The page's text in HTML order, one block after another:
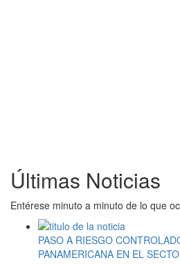
Últimas Noticias
Entérese minuto a minuto de lo que
PASO A RIESGO
PANAMERICANA EN EL